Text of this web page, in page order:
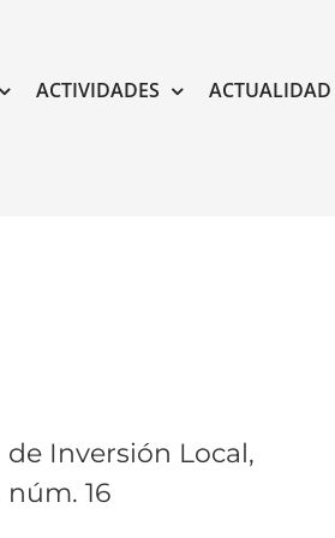
ACTIVIDADES ACTUALIDAD
Inversión Local,
núm. 16